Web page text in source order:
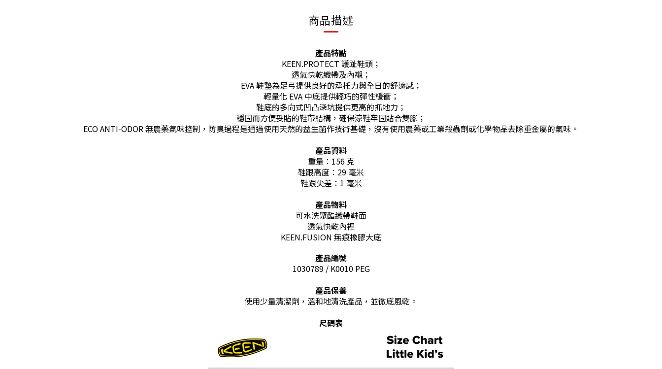
商品描述
產品特點
KEEN.PROTECT 護趾鞋頭；
透氣快乾織帶及內襯；
EVA 鞋墊為足弓提供良好的承托力與全日的舒適感；
輕量化 EVA 中底提供輕巧的彈性緩衝；
鞋底的多向式凹凸深坑提供更高的抓地力；
穩固而方便妥貼的鞋帶結構，確保涼鞋牢固貼合雙腳；
ECO ANTI-ODOR 無農藥氣味控制，防臭過程是通過使用天然的益生菌作技術基礎，沒有使用農藥或工業殺蟲劑或化學物品去除重金屬的氣味。
產品資料
重量：156 克
鞋跟高度：29 毫米
鞋跟尖差：1 毫米
產品物料
可水洗聚酯織帶鞋面
透氣快乾內裡
KEEN.FUSION 無痕橡膠大底
產品編號
1030789 / K0010 PEG
產品保養
使用少量清潔劑，溫和地清洗產品，並徹底風乾。
尺碼表